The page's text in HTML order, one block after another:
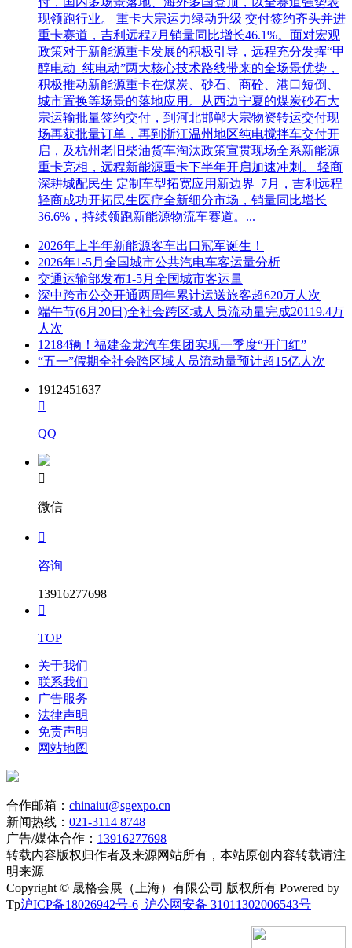
现领跑行业。 重卡大宗运力绿动升级 交付签约齐头并进
重卡赛道，吉利远程7月销量同比增长46.1%。面对宏观
政策对于新能源重卡发展的积极引导，远程充分发挥“甲
醇电动+纯电动”两大核心技术路线带来的全场景优势，
积极推动新能源重卡在煤炭、砂石、商砼、港口短倒、
城市置换等场景的落地应用。从西边宁夏的煤炭砂石大
宗运输批量签约交付，到河北邯郸大宗物资转运交付现
场再获批量订单，再到浙江温州地区纯电搅拌车交付开
启，及杭州老旧柴油货车淘汰政策宣贯现场全系新能源
重卡亮相，远程新能源重卡下半年开启加速冲刺。 轻商
深耕城配民生 定制车型拓宽应用新边界 7月，吉利远程
轻商成功开拓民生医疗全新细分市场，销量同比增长
36.6%，持续领跑新能源物流车赛道。...
2026年上半年新能源客车出口冠军诞生！
2026年1-5月全国城市公共汽电车客运量分析
交通运输部发布1-5月全国城市客运量
深中跨市公交开通两周年累计运送旅客超620万人次
端午节(6月20日)全社会跨区域人员流动量完成20119.4万
人次
12184辆！福建金龙汽车集团实现一季度“开门红”
“五一”假期全社会跨区域人员流动量预计超15亿人次
1912451637

QQ

微信

咨询
13916277698

TOP
关于我们
联系我们
广告服务
法律声明
免责声明
网站地图
合作邮箱： chinaiut@sgexpo.cn
新闻热线： 021-3114 8748
广告/媒体合作： 13916277698
转载内容版权归作者及来源网站所有，本站原创内容转载请注
明来源
Copyright © 晟格会展（上海）有限公司 版权所有 Powered by
Tp沪ICP备18026942号-6 沪公网安备 31011302006543号